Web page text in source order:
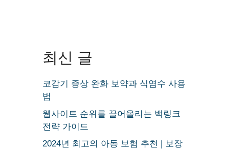
최신 글
코감기 증상 완화 보약과 식염수 사용
법
웹사이트 순위를 끌어올리는 백링크
전략 가이드
2024년 최고의 아동 보험 추천 | 보장